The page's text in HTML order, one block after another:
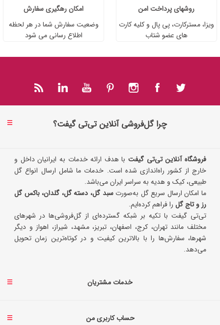
روشهای پرداخت امن
ویزا، مسترکارت، پی پال و کلیه کارت
های عضو شتاب
امکان رهگیری سفارش
وضعیت سفارش شما در هر لحظه
اطلاع رسانی می شود
چرا گل‌فروشی آنلاین تی‌تی گیفت؟
فروشگاه آنلاین تی‌تی گیفتبا هدف ارائه خدمات به ایرانیان داخل و
خارج از کشور راه‌اندازی شده است. خدمات ما شامل ارسال انواع گل
طبیعی، کیک و هدیه به سراسر ایران می‌باشد.
ما امکان ارسال سریع گل به‌صورتسبد گل، دسته گل، گلدان، باکس گل
رز و تاج گل را فراهم کرده‌ایم.
تی‌تی گیفت با تکیه بر شبکه گسترده‌ای از گل‌فروشی‌ها در شهرهای
مختلف مانند تهران، کرج، اصفهان، تبریز، مشهد، شیراز، اهواز و دیگر
شهرها، سفارش‌ها را با بالاترین کیفیت و در کوتاه‌ترین زمان تحویل
می‌دهد.
خدمات مشتریان
حساب کاربری من